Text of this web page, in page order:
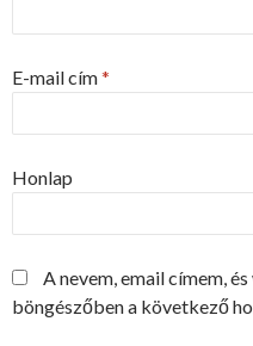
E-mail cím*
Honlap
A nevem, email címem,
böngészőben a következő